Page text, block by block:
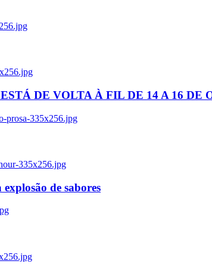
DE VOLTA À FIL DE 14 A 16 DE
prosa-335x256.jpg
335x256.jpg
de sabores